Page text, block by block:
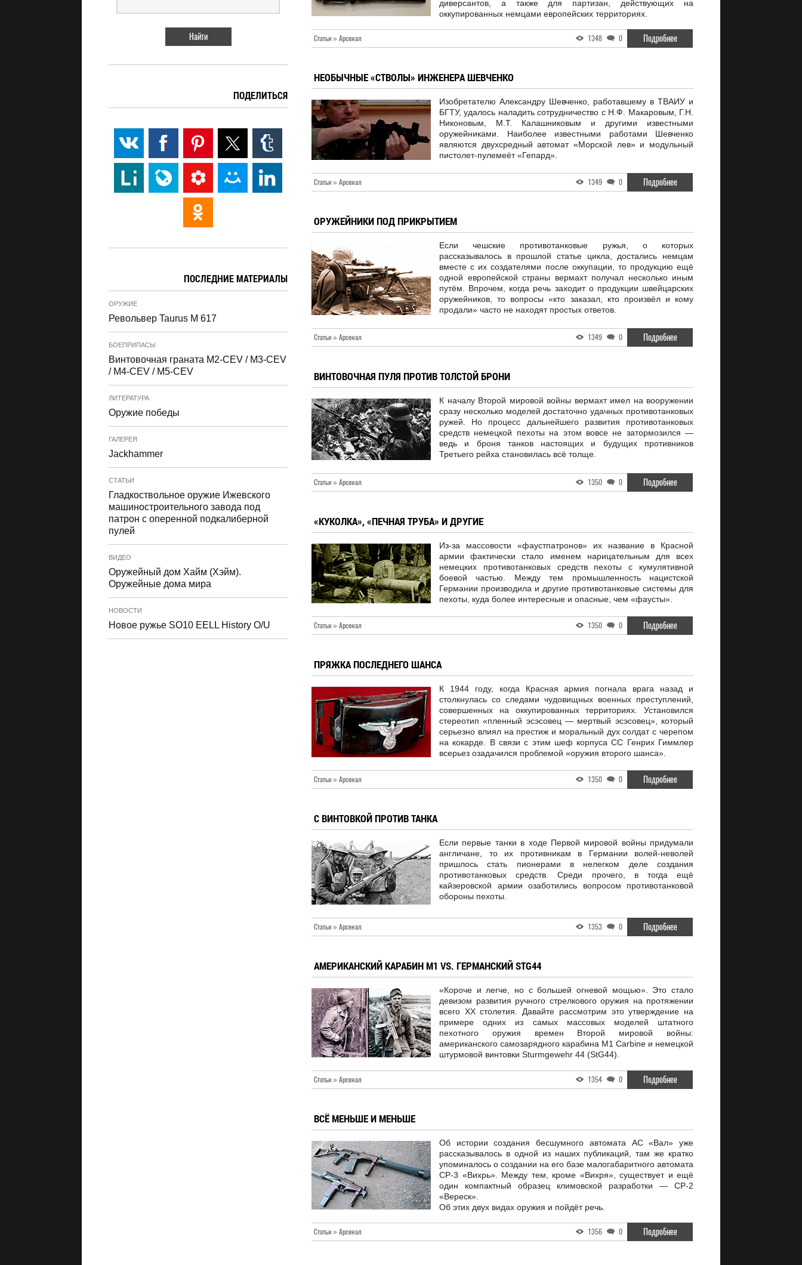
диверсантов, а также для партизан, действующих на
оккупированных немцами европейских территориях.
Статьи » Арсенал 1348 0 Подробнее
НЕОБЫЧНЫЕ «СТВОЛЫ» ИНЖЕНЕРА ШЕВЧЕНКО
Изобретателю Александру Шевченко, работавшему в ТВАИУ и
БГТУ, удалось наладить сотрудничество с Н.Ф. Макаровым, Г.Н.
Никоновым, М.Т. Калашниковым и другими известными
оружейниками. Наиболее известными работами Шевченко
являются двухсредный автомат «Морской лев» и модульный
пистолет-пулемеёт «Гепард».
Статьи » Арсенал 1349 0 Подробнее
ОРУЖЕЙНИКИ ПОД ПРИКРЫТИЕМ
Если чешские противотанковые ружья, о которых
рассказывалось в прошлой статье цикла, достались немцам
вместе с их создателями после оккупации, то продукцию ещё
одной европейской страны вермахт получал несколько иным
путём. Впрочем, когда речь заходит о продукции швейцарских
оружейников, то вопросы «кто заказал, кто произвёл и кому
продали» часто не находят простых ответов.
Статьи » Арсенал 1349 0 Подробнее
ВИНТОВОЧНАЯ ПУЛЯ ПРОТИВ ТОЛСТОЙ БРОНИ
К началу Второй мировой войны вермахт имел на вооружении
сразу несколько моделей достаточно удачных противотанковых
ружей. Но процесс дальнейшего развития противотанковых
средств немецкой пехоты на этом вовсе не затормозился —
ведь и броня танков настоящих и будущих противников
Третьего рейха становилась всё толще.
Статьи » Арсенал 1350 0 Подробнее
«КУКОЛКА», «ПЕЧНАЯ ТРУБА» И ДРУГИЕ
Из-за массовости «фаустпатронов» их название в Красной
армии фактически стало именем нарицательным для всех
немецких противотанковых средств пехоты с кумулятивной
боевой частью. Между тем промышленность нацистской
Германии производила и другие противотанковые системы для
пехоты, куда более интересные и опасные, чем «фаусты».
Статьи » Арсенал 1350 0 Подробнее
ПРЯЖКА ПОСЛЕДНЕГО ШАНСА
К 1944 году, когда Красная армия погнала врага назад и
столкнулась со следами чудовищных военных преступлений,
совершенных на оккупированных территориях. Установился
стереотип «пленный эсэсовец — мертвый эсэсовец», который
серьезно влиял на престиж и моральный дух солдат с черепом
на кокарде. В связи с этим шеф корпуса СС Генрих Гиммлер
всерьез озадачился проблемой «оружия второго шанса».
Статьи » Арсенал 1350 0 Подробнее
С ВИНТОВКОЙ ПРОТИВ ТАНКА
Если первые танки в ходе Первой мировой войны придумали
англичане, то их противникам в Германии волей-неволей
пришлось стать пионерами в нелегком деле создания
противотанковых средств. Среди прочего, в тогда ещё
кайзеровской армии озаботились вопросом противотанковой
обороны пехоты.
Статьи » Арсенал 1353 0 Подробнее
АМЕРИКАНСКИЙ КАРАБИН M1 VS. ГЕРМАНСКИЙ STG44
«Короче и легче, но с большей огневой мощью». Это стало
девизом развития ручного стрелкового оружия на протяжении
всего ХХ столетия. Давайте рассмотрим это утверждение на
примере одних из самых массовых моделей штатного
пехотного оружия времен Второй мировой войны:
американского самозарядного карабина M1 Carbine и немецкой
штурмовой винтовки Sturmgewehr 44 (StG44).
Статьи » Арсенал 1354 0 Подробнее
ВСЁ МЕНЬШЕ И МЕНЬШЕ
Об истории создания бесшумного автомата АС «Вал» уже
рассказывалось в одной из наших публикаций, там же кратко
упоминалось о создании на его базе малогабаритного автомата
СР-3 «Вихрь». Между тем, кроме «Вихря», существует и ещё
один компактный образец климовской разработки — СР-2
«Вереск».
Об этих двух видах оружия и пойдёт речь.
Статьи » Арсенал 1356 0 Подробнее
ПОДЕЛИТЬСЯ
ПОСЛЕДНИЕ МАТЕРИАЛЫ
ОРУЖИЕ
Револьвер Taurus M 617
БОЕПРИПАСЫ
Винтовочная граната M2-CEV / M3-CEV
/ M4-CEV / M5-CEV
ЛИТЕРАТУРА
Оружие победы
ГАЛЕРЕЯ
Jackhammer
СТАТЬИ
Гладкоствольное оружие Ижевского
машиностроительного завода под
патрон с оперенной подкалиберной
пулей
ВИДЕО
Оружейный дом Хайм (Хэйм).
Оружейные дома мира
НОВОСТИ
Новое ружье SO10 EELL History O/U